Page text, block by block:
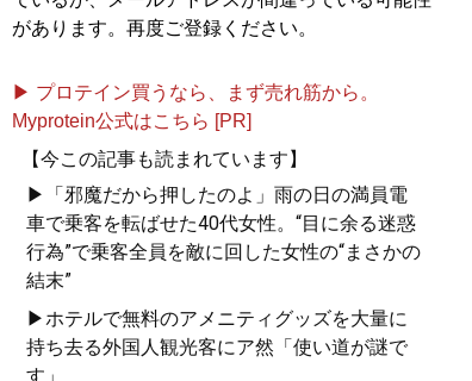
があります。再度ご登録ください。
▶ プロテイン買うなら、まず売れ筋から。
Myprotein公式はこちら [PR]
【今この記事も読まれています】
▶「邪魔だから押したのよ」雨の日の満員電
車で乗客を転ばせた40代女性。“目に余る迷惑
行為”で乗客全員を敵に回した女性の“まさかの
結末”
▶ホテルで無料のアメニティグッズを大量に
持ち去る外国人観光客にア然「使い道が謎で
す」